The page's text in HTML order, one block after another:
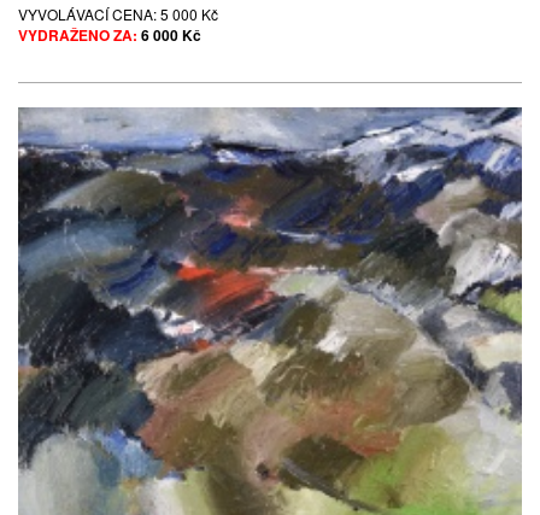
VYVOLÁVACÍ CENA:5 000 Kč
VYDRAŽENO ZA: 6 000 Kč